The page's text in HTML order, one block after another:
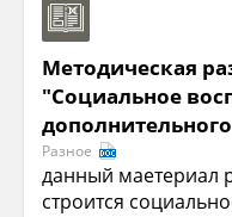
Методическая
"Социальное
Разное
данный маетериал
строится